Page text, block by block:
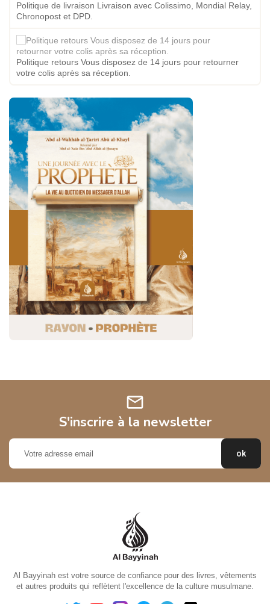
Politique de livraison Livraison avec Colissimo, Mondial Relay,
Chronopost et DPD.
Politique retours Vous disposez de 14 jours pour retourner
votre colis après sa réception.
mail
S'inscrire à la newsletter
Al Bayyinah est votre source de confiance pour des livres, vêtements
et autres produits qui reflètent l'excellence de la culture musulmane.